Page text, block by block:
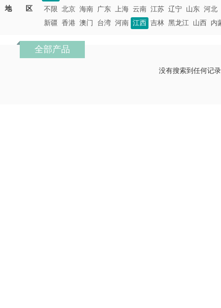
地 区
不限 北京 海南 广东 上海 云南 江苏 辽宁 山东 河北
新疆 香港 澳门 台湾 河南 江西 吉林 黑龙江 山西 内
全部产品
没有搜索到任何记录